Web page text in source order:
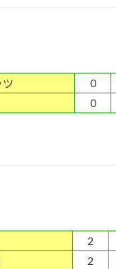
ツ
0
0
2
2